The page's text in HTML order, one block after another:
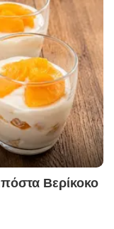
Βερίκοκο